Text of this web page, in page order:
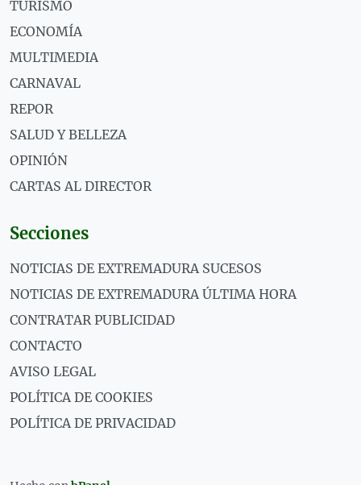
TURISMO
ECONOMÍA
MULTIMEDIA
CARNAVAL
REPOR
SALUD Y BELLEZA
OPINIÓN
CARTAS AL DIRECTOR
Secciones
NOTICIAS DE EXTREMADURA SUCESOS
NOTICIAS DE EXTREMADURA ÚLTIMA HORA
CONTRATAR PUBLICIDAD
CONTACTO
AVISO LEGAL
POLÍTICA DE COOKIES
POLÍTICA DE PRIVACIDAD